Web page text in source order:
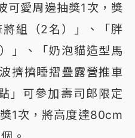
可愛周邊抽獎1次，獎
組（2名）」、「胖
」、「奶泡貓造型馬
擠擠睡摺疊露營推車
」可參加壽司郎限定
1次，將高度達80cm